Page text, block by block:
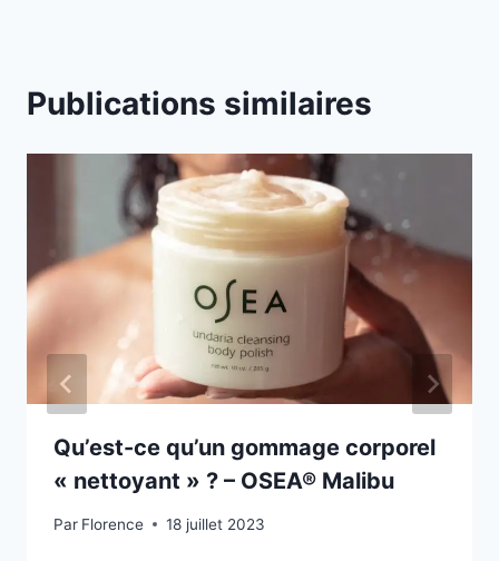
Publications similaires
Qu’est-ce qu’un gommage corporel
« nettoyant » ? – OSEA® Malibu
Par Florence 18 juillet 2023